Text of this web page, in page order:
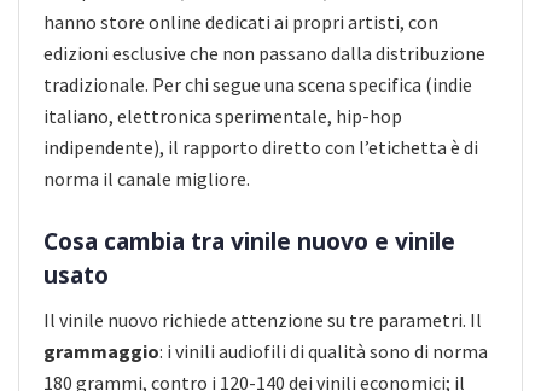
hanno store online dedicati ai propri artisti, con
edizioni esclusive che non passano dalla distribuzione
tradizionale. Per chi segue una scena specifica (indie
italiano, elettronica sperimentale, hip-hop
indipendente), il rapporto diretto con l’etichetta è di
norma il canale migliore.
Cosa cambia tra vinile nuovo e vinile
usato
Il vinile nuovo richiede attenzione su tre parametri. Il
grammaggio: i vinili audiofili di qualità sono di norma
180 grammi, contro i 120-140 dei vinili economici; il